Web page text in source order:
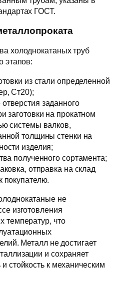
ГОСТ.
холоднокатаных труб
этапов:
из стали определенной
Ст20);
заданного
заготовки на прокатном
системы валков,
толщины стенки на
изделия;
полученного сортамента;
отправка на склад
покупателю.
не
изготовления
температур, что
Металл не достигает
и сохраняет
стойкость к механическим